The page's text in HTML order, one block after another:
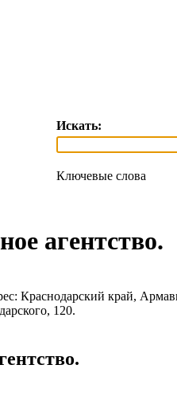
Искать:
Ключевые слова
агентство.